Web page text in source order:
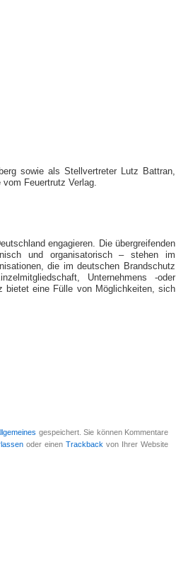
sowie als Stellvertreter Lutz Battran,
Feuertrutz Verlag.
engagieren. Die übergreifenden
und organisatorisch – stehen im
die im deut­schen Brandschutz
Unternehmens -oder
bietet eine Fülle von Möglichkeiten, sich
gespeichert. Sie können Kommentare
oder einenTrackback von Ihrer Website